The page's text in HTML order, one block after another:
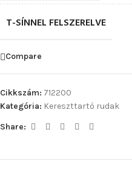
T-SÍNNEL FELSZERELVE
Compare
Cikkszám: 712200
Kategória: Kereszttartó rudak
Share: